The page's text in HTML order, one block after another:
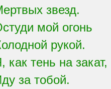
звезд.
мой огонь
рукой.
как тень на закат,
за тобой.